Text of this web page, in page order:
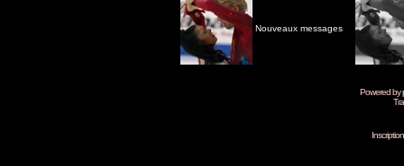
Nouveaux messages
Powered by